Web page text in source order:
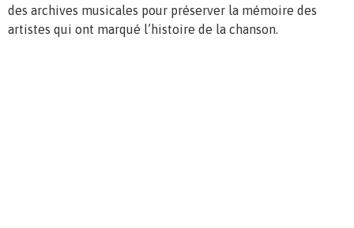
des archives musicales pour préserver la mémoire des
artistes qui ont marqué l’histoire de la chanson.